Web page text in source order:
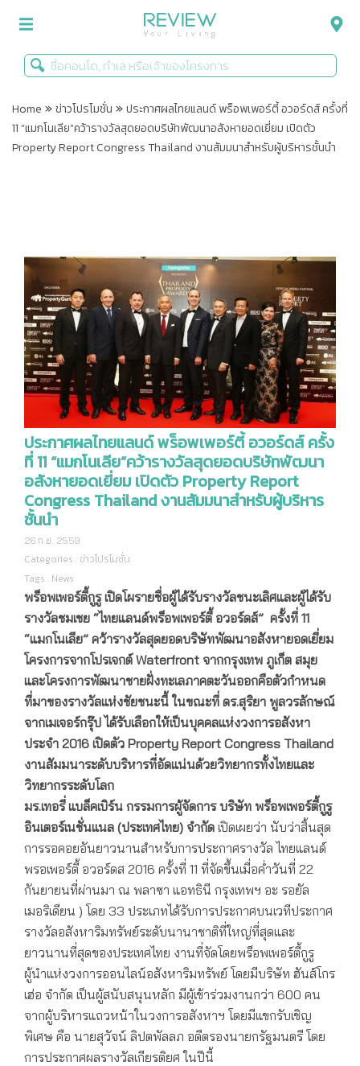
รีวิวคอนโด
รีวิวบ้าน
ข่าวโปรโมชั่น
Home »ข่าวโปรโมชั่น »ประกาศผลไทยแลนด์ พร็อพเพอร์ตี้ อวอร์ดส์ ครั้งที่
11 “แมกโนเลีย”คว้ารางวัลสุดยอดบริษัทพัฒนาอสังหายอดเยี่ยม เปิดตัว
Property Report Congress Thailand งานสัมมนาสำหรับผู้บริหารชั้นนำ
ประกาศผลไทยแลนด์ พร็อพเพอร์ตี้ อวอร์ดส์ ครั้ง
ที่ 11 “แมกโนเลีย”คว้ารางวัลสุดยอดบริษัทพัฒนา
อสังหายอดเยี่ยม เปิดตัว Property Report
Congress Thailand งานสัมมนาสำหรับผู้บริหาร
ชั้นนำ
26 ก.ย. 2559
Categories : ข่าวโปรโมชั่น
Tags : News
พร็อพเพอร์ตี้กูรู เปิดโผรายชื่อผู้ได้รับรางวัลชนะเลิศและผู้ได้รับ
รางวัลชมเชย “ไทยแลนด์พร็อพเพอร์ตี้ อวอร์ดส์” ครั้งที่ 11
“แมกโนเลีย” คว้ารางวัลสุดยอดบริษัทพัฒนาอสังหายอดเยี่ยม
โครงการจากโปรเจกต์Waterfront จากกรุงเทพ ภูเก็ต สมุย
และโครงการพัฒนาชายฝั่งทะเลภาคตะวันออกคือตัวกำหนด
ที่มาของรางวัลแห่งชัยชนะนี้ ในขณะที่ ดร.สุริยา พูลวรลักษณ์
จากเมเจอร์กรุ๊ป ได้รับเลือกให้เป็นบุคคลแห่งวงการอสังหา
ประจำ 2016 เปิดตัว Property Report Congress Thailand
งานสัมมนาระดับบริหารที่อัดแน่นด้วยวิทยากรทั้งไทยและ
วิทยากรระดับโลก
มร.เทอรี่ แบล็คเบิร์น กรรมการผู้จัดการ บริษัท พร็อพเพอร์ตี้กูรู
อินเตอร์เนชั่นแนล (ประเทศไทย) จำกัด เปิดเผยว่า นับว่าสิ้นสุด
การรอคอยอันยาวนานสำหรับการประกาศรางวัล ไทยแลนด์
พรอเพอร์ตี้ อวอร์ดส 2016 ครั้งที่ 11 ที่จัดขึ้นเมื่อค่ำวันที่ 22
กันยายนที่ผ่านมา ณ พลาซา แอทธินี กรุงเทพฯ อะ รอยัล
เมอริเดียน ) โดย 33 ประเภทได้รับการประกาศบนเวทีประกาศ
รางวัลอสังหาริมทรัพย์ระดับนานาชาติที่ใหญ่ที่สุดและ
ยาวนานที่สุดของประเทศไทย งานที่จัดโดยพร็อพเพอร์ตี้กูรู
ผู้นำแห่งวงการออนไลน์อสังหาริมทรัพย์ โดยมีบริษัท ฮันส์โกร
เฮ่อ จำกัด เป็นผู้สนับสนุนหลัก มีผู้เข้าร่วมงานกว่า 600 คน
จากผู้บริหารแถวหน้าในวงการอสังหาฯ โดยมีแขกรับเชิญ
พิเศษ คือ นายสุวัจน์ ลิปตพัลลภ อดีตรองนายกรัฐมนตรี โดย
การประกาศผลรางวัลเกียรติยศ ในปีนี้